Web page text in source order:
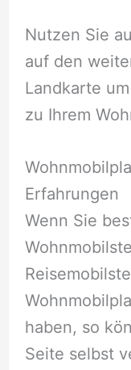
Nutzen Sie
auf den
Landkarte
zu Ihrem
Erfahrungen
Wenn Sie
haben, so
Seite selbst